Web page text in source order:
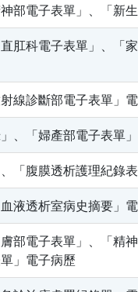
部電子表單」、「新
肛科電子表單」、「
線診斷部電子表單」
、「婦產部電子表單
「腹膜透析護理紀錄
液透析室病史摘要」
部電子表單」、「精
」電子病歷